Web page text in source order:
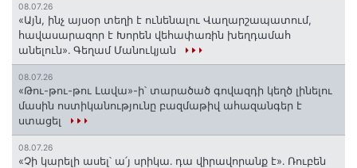
08.07.26
«Այն, ինչ այսօր տեղի է ունենալու Վաղարշապատում,
հավասարազոր է Խորեն վեհափառին խեղդամահ
անելուն»․ Գեղամ Մանուկյան
08.07.26
«Թու-թու-թու Լավա»-ի՝ տարածած գովազդի կեղծ լինելու
մասին ոստիկանությունը բազմաթիվ ահազանգեր է
ստացել
08.07.26
«Չի կարելի ասել՝ ա՛յ սրիկա․ դա վիրավորանք է»․ Ռուբեն